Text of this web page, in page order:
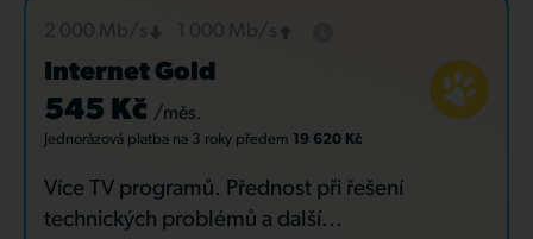
Internet Gold
545 Kč /měs.
Jednorázová platba na 3 roky předem 19 620 Kč
Více TV programů. Přednost při řešení
technických problémů a další...